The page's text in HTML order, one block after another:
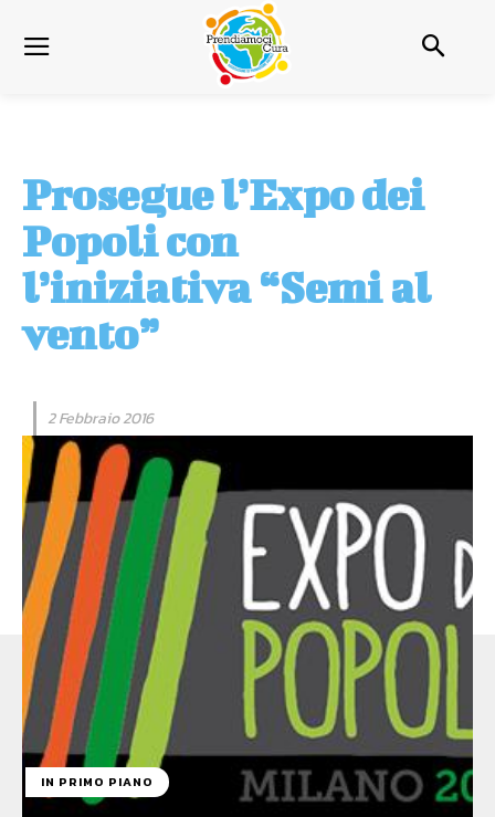
Prosegue l’Expo dei
Popoli con
l’iniziativa “Semi al
vento”
2 Febbraio 2016
IN PRIMO PIANO